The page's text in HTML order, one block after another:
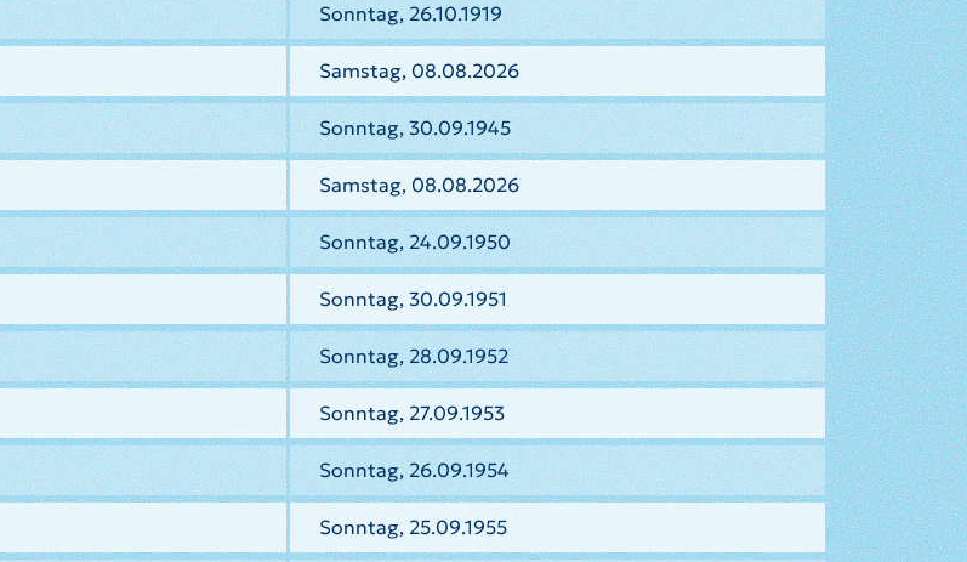
Sonntag, 26.10.1919
Samstag, 08.08.2026
Sonntag, 30.09.1945
Samstag, 08.08.2026
Sonntag, 24.09.1950
Sonntag, 30.09.1951
Sonntag, 28.09.1952
Sonntag, 27.09.1953
Sonntag, 26.09.1954
Sonntag, 25.09.1955